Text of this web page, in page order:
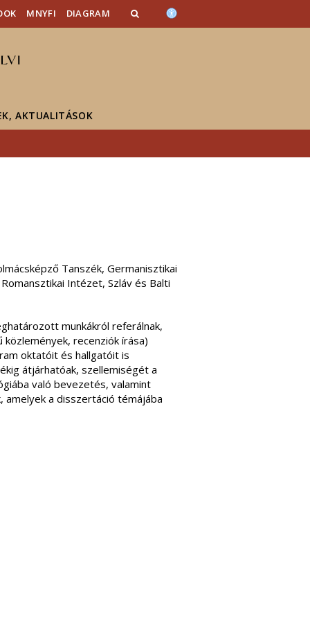
MNYFI DIAGRAM
AKTUALITÁSOK
Tanszék, Germanisztikai
Intézet, Szláv és Balti
munkákról referálnak,
recenziók írása)
oktatóit és hallgatóit is
átjárhatóak, szellemiségét a
való bevezetés, valamint
amelyek a disszertáció témájába